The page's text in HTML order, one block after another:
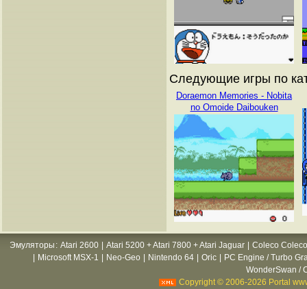
Следующие игры по
Doraemon Memories - Nobita
no Omoide Daibouken
Эмуляторы : Atari 2600 Atari 5200 + Atari 7800 + Atari Jaguar
Coleco
Microsoft MSX-1 Neo-Geo Nintendo 64 Oric
PC Engine / Turbo
WonderSwan /
Copyright © 2006-2026 Portal